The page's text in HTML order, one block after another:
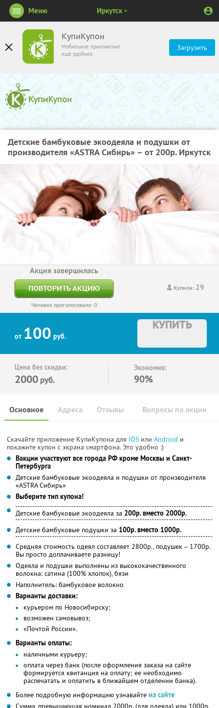
КупиКупон
Мобильное приложение
ещё удобнее
Загрузить
Меню Иркутск
Детские бамбуковые экоодеяла и подушки от
производителя «ASTRA Сибирь» – от 200р. Иркутск
Купили: 29
Акция завершилась
ПОВТОРИТЬ АКЦИЮ
Человек проголосовало: 0
от 100 руб.
КУПИТЬ
Цена без скидки:
2000 руб.
Экономия:
90%
Основное Отзывы Вопросы по акции
Адреса
Скачайте приложение КупиКупона для IOS или Android и
покажите купон с экрана смартфона. Это удобно :)
Вакции участвуют все города РФ кроме Москвы и Санкт-
Петербурга
Детские бамбуковые экоодеяла и подушки от производителя
«ASTRA Сибирь»
Выберите тип купона!
Детские бамбуковые экоодеяла за 200р. вместо 2000р.
Детские бамбуковые подушки за 100р. вместо 1000р.
Средняя стоимость одеял составляет 2800р., подушек – 1700р.
Вы просто доплачиваете разницу!
Одеяла и подушки выполнены из высококачественного
волокна: сатина (100% хлопок), бязи
Наполнитель: бамбуковое волокно
Варианты доставки:
курьером по Новосибирску;
возможен самовывоз;
«Почтой России».
Варианты оплаты:
наличными курьеру;
оплата через банк (после оформления заказа на сайте
формируется квитанция на оплату; ее необходимо
распечатать и оплатить в ближайшем отделении банка).
Более подробную информацию узнавайте на сайте
Сумма, превышающая номинал 2000р. (для одеяла) или 1000р.